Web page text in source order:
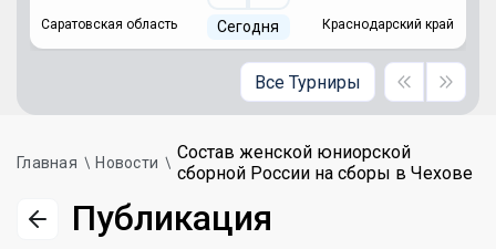
Саратовская область Сегодня Краснодарский край
Все Турниры
Главная Новости
Состав женской юниорской
сборной России на сборы в Чехове
Публикация